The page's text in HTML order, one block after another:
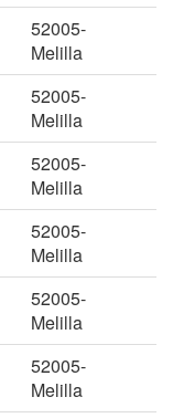
52005-
Melilla
52005-
Melilla
52005-
Melilla
52005-
Melilla
52005-
Melilla
52005-
Melilla